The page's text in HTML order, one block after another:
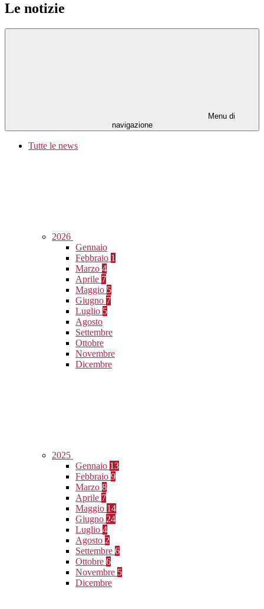
Le notizie
Menu di
navigazione
Tutte le news
2026
Gennaio
Febbraio 1
Marzo 4
Aprile 7
Maggio 5
Giugno 7
Luglio 5
Agosto
Settembre
Ottobre
Novembre
Dicembre
2025
Gennaio 13
Febbraio 9
Marzo 8
Aprile 7
Maggio 14
Giugno 24
Luglio 4
Agosto 2
Settembre 6
Ottobre 6
Novembre 5
Dicembre